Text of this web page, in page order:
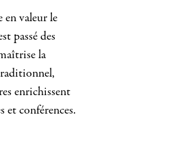
en valeur le
passé des
la
enrichissent
et conférences.